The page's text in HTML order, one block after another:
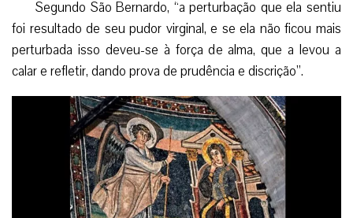
Segundo São Bernardo, “a perturbação que ela sentiu
foi resultado de seu pudor virginal, e se ela não ficou mais
perturbada isso deveu-se à força de alma, que a levou a
calar e refletir, dando prova de prudência e discrição”.